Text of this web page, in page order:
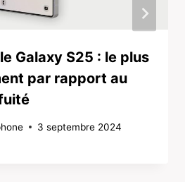
Galaxy S25 : le plus
par rapport au
3 septembre 2024